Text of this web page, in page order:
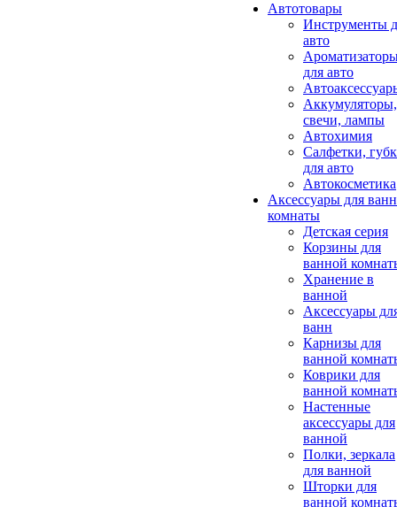
Автотовары
Инструменты
авто
для авто
Аккумуляторы,
свечи, лампы
Автохимия
Салфетки,
для авто
Автокосметика
Аксессуары для
комнаты
Детская серия
Корзины для
ванной
Хранение в
ванной
Аксессуары
ванн
Карнизы для
ванной
Коврики для
ванной
Настенные
аксессуары для
ванной
Полки, зеркала
для ванной
Шторки для
ванной